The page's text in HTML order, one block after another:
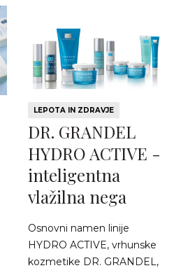
LEPOTA IN ZDRAVJE
DR. GRANDEL
HYDRO ACTIVE -
inteligentna
vlažilna nega
Osnovni namen linije
HYDRO ACTIVE, vrhunske
kozmetike DR. GRANDEL,